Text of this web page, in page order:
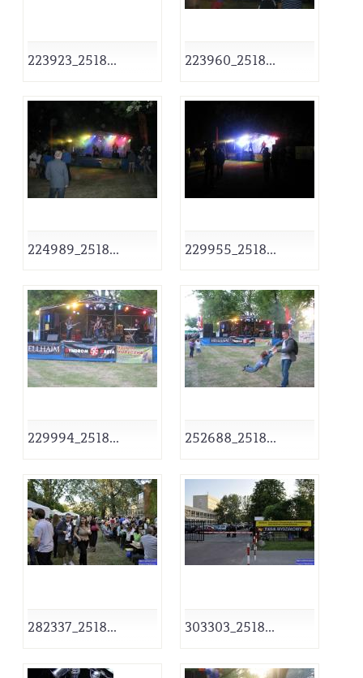
223923_2518... 223960_2518...
224989_2518... 229955_2518...
229994_2518... 252688_2518...
282337_2518... 303303_2518...